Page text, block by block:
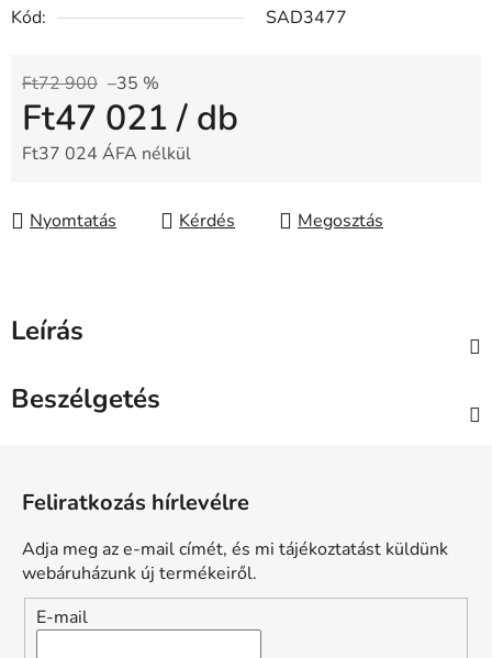
Kód:
SAD3477
Ft72 900 –35 %
Ft47 021/ db
Ft37 024 ÁFA nélkül
Nyomtatás
Kérdés Megosztás
Leírás
Beszélgetés
Feliratkozás hírlevélre
Adja meg az e-mail címét, és mi tájékoztatást küldünk
webáruházunk új termékeiről.
E-mail